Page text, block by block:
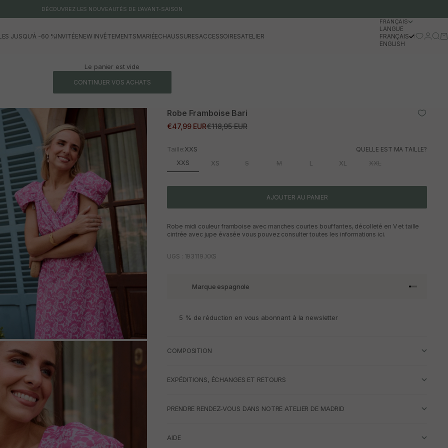
DÉCOUVREZ LES NOUVEAUTÉS DE L'AVANT-SAISON
JUSQU'À -60 %INVITÉENEW INVÊTEMENTSMARIÉECHAUSSURESACCESSOIRESATELIER
FRANÇAIS
LANGUE
FRANÇAIS
ENGLISH
Se
Le panier est vide
CONTINUER VOS ACHATS
Robe Framboise Bari
Prix promotionnel
€47,99 EURPrix normal
€118,95 EUR
Taille:XXS QUELLE EST MA TAILLE?
XXS XS S M L XL XXL
AJOUTER AU PANIER
Robe midi couleur framboise avec manches courtes bouffantes, décolleté en V et taille
cintrée avec jupe évasée vous pouvez consulter toutes les informations ici.
UGS : 193119.XXS
Marque espagnole Aller à
Aller à
Aller à
Aller à
5 % de réduction en vous abonnant à la newsletter
COMPOSITION
EXPÉDITIONS, ÉCHANGES ET RETOURS
PRENDRE RENDEZ-VOUS DANS NOTRE ATELIER DE MADRID
AIDE